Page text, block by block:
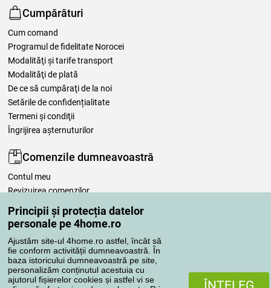
Principii și protecția datelor
personale pe 4home.ro
Ajustăm site-ul 4home.ro astfel, încât să
fie conform activității dumneavoastră. În
baza istoricului dumneavoastră pe site,
personalizăm conținutul acestuia cu
ajutorul fișierelor cookies și astfel vi se
Cumpărături
Cum comand
Programul de fidelitate Norocei
Modalităţi şi tarife transport
Modalităţi de plată
De ce să cumpăraţi de la noi
Setările de confidențialitate
Termeni şi condiţii
Îngrijirea așternuturilor
Comenzile dumneavoastră
Contul meu
Revizuirea comenzilor
Reclamaţii
Retragere de la contract
Regulile de procesare a recenziilor
Metode de transport